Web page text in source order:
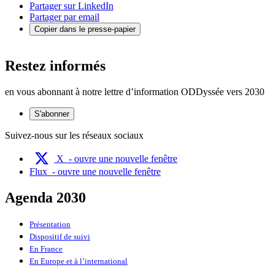
Partager sur LinkedIn
Partager par email
Copier dans le presse-papier
Restez informés
en vous abonnant à notre lettre d’information ODDyssée vers 2030
S'abonner
Suivez-nous sur les réseaux sociaux
X - ouvre une nouvelle fenêtre
Flux - ouvre une nouvelle fenêtre
Agenda 2030
Présentation
Dispositif de suivi
En France
En Europe et à l’international